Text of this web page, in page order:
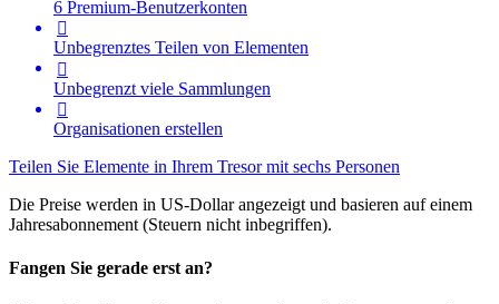
6 Premium-Benutzerkonten

Unbegrenztes Teilen von Elementen

Unbegrenzt viele Sammlungen

Organisationen erstellen
Teilen Sie Elemente in Ihrem Tresor mit sechs Personen
Die Preise werden in US-Dollar angezeigt und basieren auf einem
Jahresabonnement (Steuern nicht inbegriffen).
Fangen Sie gerade erst an?